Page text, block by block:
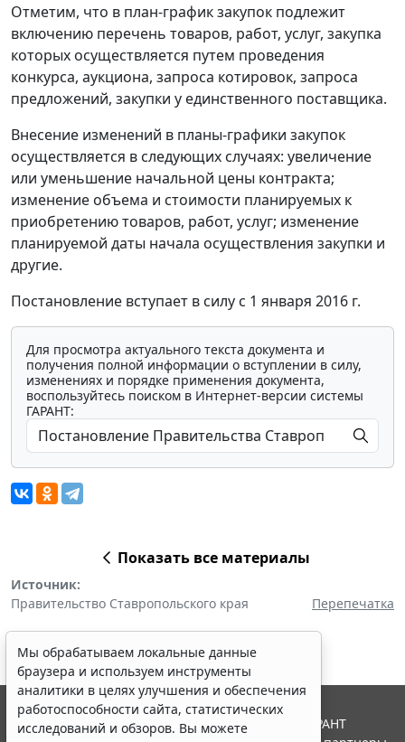
Отметим, что в план-график закупок подлежит
включению перечень товаров, работ, услуг, закупка
которых осуществляется путем проведения
конкурса, аукциона, запроса котировок, запроса
предложений, закупки у единственного поставщика.
Внесение изменений в планы-графики закупок
осуществляется в следующих случаях: увеличение
или уменьшение начальной цены контракта;
изменение объема и стоимости планируемых к
приобретению товаров, работ, услуг; изменение
планируемой даты начала осуществления закупки и
другие.
Постановление вступает в силу с 1 января 2016 г.
Для просмотра актуального текста документа и
получения полной информации о вступлении в силу,
изменениях и порядке применения документа,
воспользуйтесь поиском в Интернет-версии системы
ГАРАНТ:
Показать все материалы
Источник:
Правительство Ставропольского края
Перепечатка
Мы обрабатываем локальные данные
браузера и используем инструменты
аналитики в целях улучшения и обеспечения
работоспособности сайта, статистических
исследований и обзоров. Вы можете
© ООО "НПП "ГАРАНТ-СЕРВИС", 2026. Система ГАРАНТ